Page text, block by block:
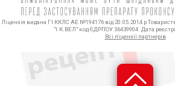
Ліцензія видана ГІ ККЛС АЕ №194176 від 20.05.2014 р
"І.К.ВЕЛ" код ЄДРПОУ 36439904. Дата
Всі ліцензії партнерів